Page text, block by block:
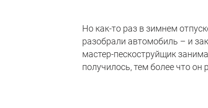
Но как-то раз в зимнем
разобрали автомобиль – и
мастер-пескоструйщик
получилось, тем более что